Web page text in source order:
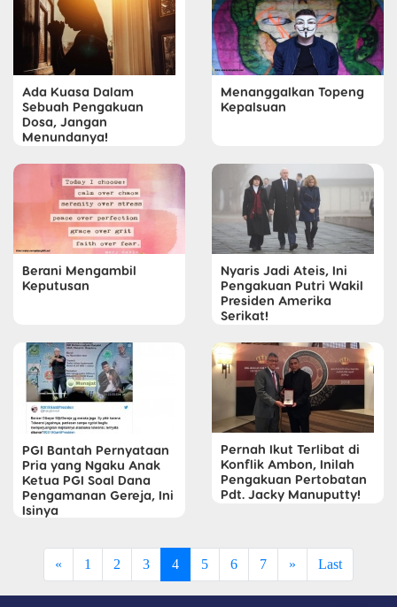
Ada Kuasa Dalam
Sebuah Pengakuan
Dosa, Jangan
Menundanya!
Menanggalkan Topeng
Kepalsuan
Berani Mengambil
Keputusan
Nyaris Jadi Ateis, Ini
Pengakuan Putri Wakil
Presiden Amerika
Serikat!
PGI Bantah Pernyataan
Pria yang Ngaku Anak
Ketua PGI Soal Dana
Pengamanan Gereja, Ini
Isinya
Pernah Ikut Terlibat di
Konflik Ambon, Inilah
Pengakuan Pertobatan
Pdt. Jacky Manuputty!
« 1 2 3 4 5 6 7 » Last